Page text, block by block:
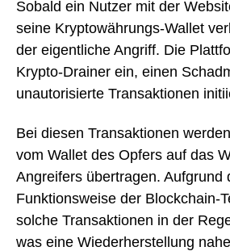
Sobald ein Nutzer mit der
seine Kryptowährungs-Wallet
der eigentliche Angriff. Die
Krypto-Drainer ein, einen
unautorisierte Transaktionen
Bei diesen Transaktionen
vom Wallet des Opfers auf das
Angreifers übertragen. Aufgrund
Funktionsweise der Blockchain-
solche Transaktionen in der
was eine Wiederherstellung